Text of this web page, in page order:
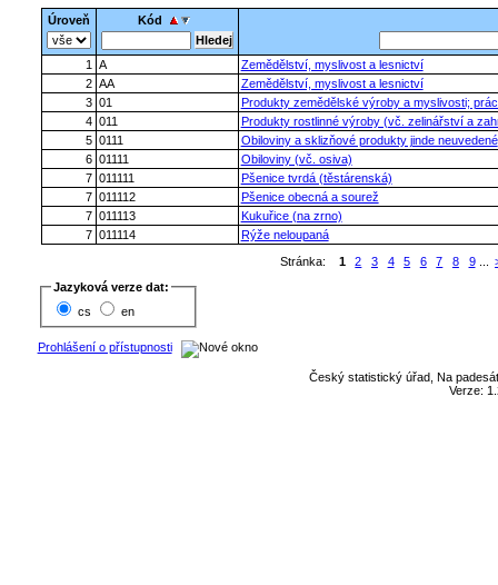
Úroveň Kód
1 A
Zemědělství, myslivost a lesnictví
2 AA
Zemědělství, myslivost a lesnictví
3 01
Produkty zemědělské výroby a myslivosti;
4 011
Produkty rostlinné výroby (vč. zelinářství a
5 0111
Obiloviny a sklizňové produkty jinde neuvedené
6 01111
Obiloviny (vč. osiva)
7 011111
Pšenice tvrdá (těstárenská)
7 011112
Pšenice obecná a sourež
7 011113
Kukuřice (na zrno)
7 011114
Rýže neloupaná
Stránka:
1 2 3 4 5 6 7 8 9...
Jazyková verze dat:
cs
en
Prohlášení o přístupnosti
Český statistický úřad, Na
Verze: